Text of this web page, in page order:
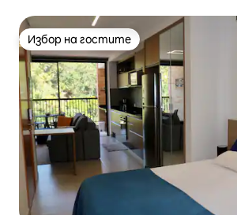
Избор на гостите
Избор на гостите